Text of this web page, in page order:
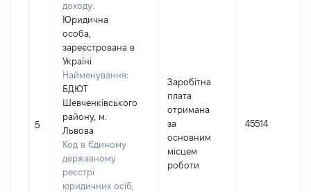
5
доходу:
Юридична
особа,
зареєстрована в
Україні
Найменування:
БДЮТ
Шевченківського
району, м.
Львова
Код в Єдиному
державному
реєстрі
юридичних осіб,
Заробітна
плата
отримана
за
основним
місцем
роботи
45514